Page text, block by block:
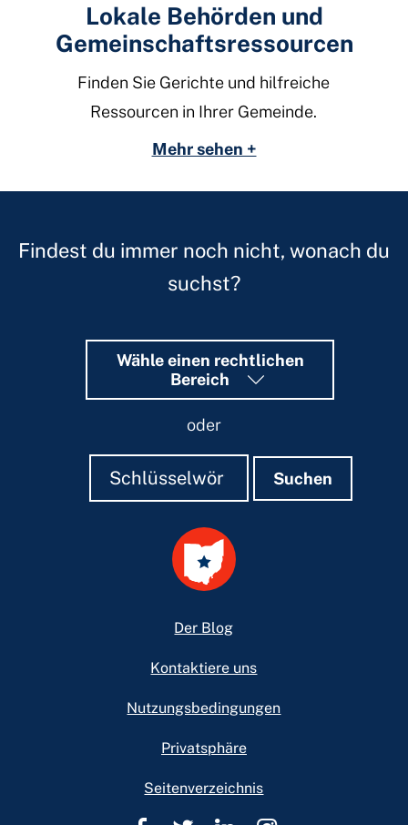
Lokale Behörden und
Gemeinschaftsressourcen
Finden Sie Gerichte und hilfreiche
Ressourcen in Ihrer Gemeinde.
Mehr sehen +
Findest du immer noch nicht, wonach du
suchst?
Wähle einen rechtlichen
Bereich
oder
Suchen
Suchen Suchen
Der Blog
Kontaktiere uns
Nutzungsbedingungen
Privatsphäre
Seitenverzeichnis